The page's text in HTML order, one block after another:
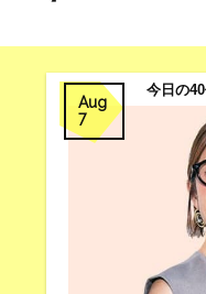
Aug
7
今日の